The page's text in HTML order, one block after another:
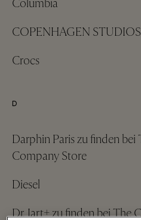
Columbia
COPENHAGEN STUDIOS
Crocs
D
Darphin Paris zu finden bei
Company Store
Diesel
Dr. Jart+ zu finden bei The